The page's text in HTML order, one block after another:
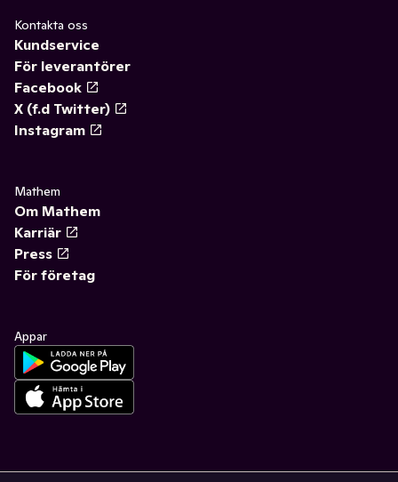
Kontakta oss
Kundservice
För leverantörer
Facebook
X (f.d Twitter)
Instagram
Mathem
Om Mathem
Karriär
Press
För företag
Appar